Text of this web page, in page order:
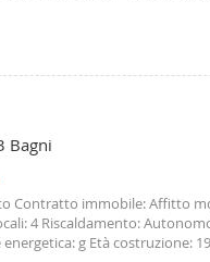
Bagni
Contratto immobile: Affitto
4 Riscaldamento:
g Età costruzione: